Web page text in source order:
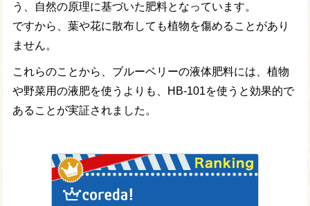
う、自然の原理に基づいた肥料となっています。
ですから、葉や花に散布しても植物を傷めることがあり
ません。
これらのことから、ブルーベリーの液体肥料には、植物
や野菜用の液肥を使うよりも、HB-101を使うと効果的で
あることが実証されました。